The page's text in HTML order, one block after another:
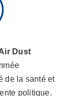
Dust
de la santé et
politique.